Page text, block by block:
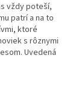
vždy poteší,
patrí a na to
ktoré
s rôznymi
Uvedená